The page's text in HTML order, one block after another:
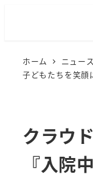
ホーム ニュース
子どもたちを笑
クラウ
『入院